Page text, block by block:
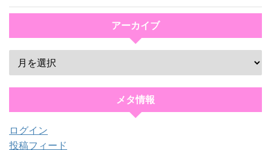
アーカイブ
メタ情報
ログイン
投稿フィード